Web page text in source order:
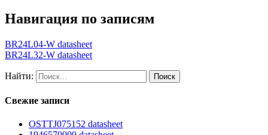
Навигация по записям
BR24L04-W datasheet
BR24L32-W datasheet
Найти:
Свежие записи
OSTTJ075152 datasheet